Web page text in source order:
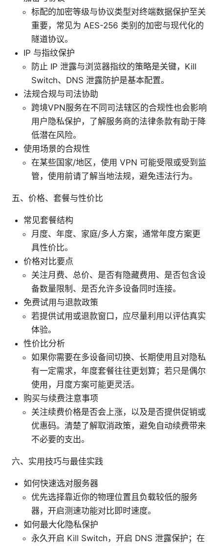
标配的加密等级与协议类型对终端数据保护至关
重要，常见为 AES-256 类别的加密与现代化的
隧道协议。
IP 与指纹保护
防止 IP 泄露与浏览器指纹的策略是关键，Kill
Switch、DNS 泄露防护是基本配置。
法规合规与司法协助
跨境VPN服务在不同司法辖区的合规性也会影响
用户隐私保护，了解服务商的法律条款有助于降
低潜在风险。
使用场景的合规性
在某些国家/地区，使用 VPN 可能受限或受到监
管，使用前请了解当地法规，避免违法行为。
五、价格、套餐与性价比
常见套餐结构
月度、年度、家庭/多人方案，通常年度方案更
具性价比。
价格对比要点
关注月费、总价、是否有隐藏费用、是否包含设
备数量限制、是否允许多设备同时连接。
免费试用与退款政策
若提供试用或退款窗口，应尽量利用以评估真实
体验。
性价比分析
如果你需要在多设备间切换、长期使用且对隐私
有一定需求，年度套餐往往更划算；若只是偶尔
使用，月度方案可能更灵活。
购买与续费注意事项
关注续费价格是否会上涨，以及是否提供促销或
优惠码。清楚了解取消政策，避免自动续费带来
不必要的支出。
六、实用技巧与最佳实践
如何快速选对服务器
优先选择靠近你的物理位置且负载较低的服务
器，开启测速功能对比即时速度。
如何最大化隐私保护
永久开启 Kill Switch，开启 DNS 泄露保护；在